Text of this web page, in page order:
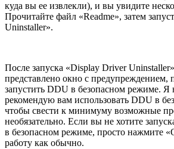
куда вы ее извлекли), и вы увидите
Прочитайте файл «Readme», затем
Uninstaller».
После запуска «Display Driver
представлено окно с предупреждением,
запустить DDU в безопасном режиме. Я
рекомендую вам использовать DDU в
чтобы свести к минимуму возможные
необязательно. Если вы не хотите
в безопасном режиме, просто нажмите
работу как обычно.